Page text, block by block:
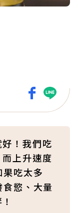
！我們吃
上升速度
吃太多
食慾、大量